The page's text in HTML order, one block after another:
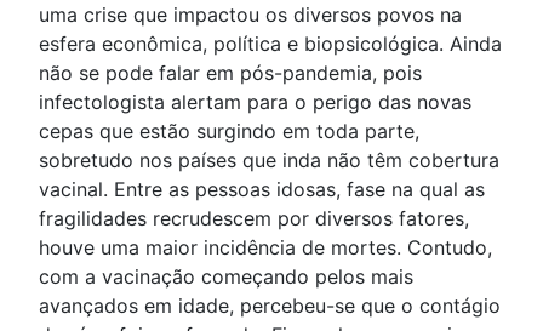
uma crise que impactou os diversos povos na
esfera econômica, política e biopsicológica. Ainda
não se pode falar em pós-pandemia, pois
infectologista alertam para o perigo das novas
cepas que estão surgindo em toda parte,
sobretudo nos países que inda não têm cobertura
vacinal. Entre as pessoas idosas, fase na qual as
fragilidades recrudescem por diversos fatores,
houve uma maior incidência de mortes. Contudo,
com a vacinação começando pelos mais
avançados em idade, percebeu-se que o contágio